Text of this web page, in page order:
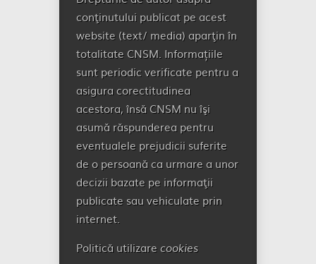
conţinutului publicat pe acest
website (text/ media) aparţin în
totalitate CNSM. Informațiile
sunt periodic verificate pentru a
asigura corectitudinea
acestora, însă CNSM nu îşi
asumă răspunderea pentru
eventualele prejudicii suferite
de o persoană ca urmare a unor
decizii bazate pe informaţii
publicate sau vehiculate prin
internet.
Politică utilizare cookies